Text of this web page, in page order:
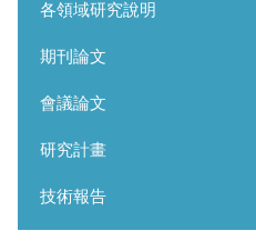
各領域研究說明
期刊論文
會議論文
研究計畫
技術報告